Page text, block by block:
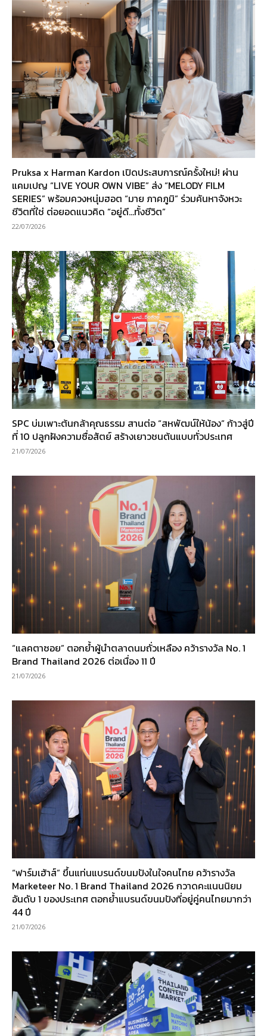
Pruksa x Harman Kardon เปิดประสบการณ์ครั้งใหม่! ผ่าน
แคมเปญ “LIVE YOUR OWN VIBE” ส่ง “MELODY FILM
SERIES” พร้อมควงหนุ่มฮอต “มาย ภาคภูมิ” ร่วมค้นหาจังหวะ
ชีวิตที่ใช่ ต่อยอดแนวคิด “อยู่ดี…ทั้งชีวิต”
22/07/2026
SPC บ่มเพาะต้นกล้าคุณธรรม สานต่อ “สหพัฒน์ให้น้อง” ก้าวสู่ปี
ที่ 10 ปลูกฝังความซื่อสัตย์ สร้างเยาวชนต้นแบบทั่วประเทศ
21/07/2026
“แลคตาซอย” ตอกย้ำผู้นำตลาดนมถั่วเหลือง คว้ารางวัล No. 1
Brand Thailand 2026 ต่อเนื่อง 11 ปี
21/07/2026
“ฟาร์มเฮ้าส์” ขึ้นแท่นแบรนด์ขนมปังในใจคนไทย คว้ารางวัล
Marketeer No. 1 Brand Thailand 2026 กวาดคะแนนนิยม
อันดับ 1 ของประเทศ ตอกย้ำแบรนด์ขนมปังที่อยู่คู่คนไทยมากว่า
44 ปี
21/07/2026